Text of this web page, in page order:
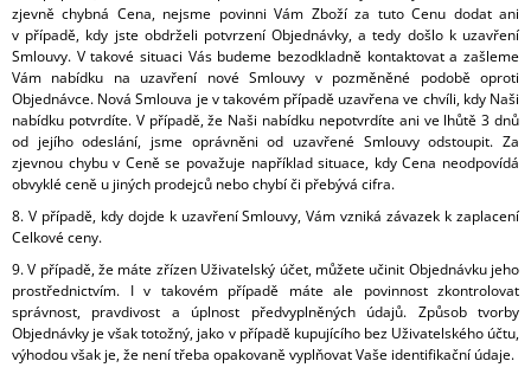
zjevně chybná Cena, nejsme povinni Vám Zboží za tuto Cenu dodat ani
v případě, kdy jste obdrželi potvrzení Objednávky, a tedy došlo k uzavření
Smlouvy. V takové situaci Vás budeme bezodkladně kontaktovat a zašleme
Vám nabídku na uzavření nové Smlouvy v pozměněné podobě oproti
Objednávce. Nová Smlouva je v takovém případě uzavřena ve chvíli, kdy Naši
nabídku potvrdíte. V případě, že Naši nabídku nepotvrdíte ani ve lhůtě 3 dnů
od jejího odeslání, jsme oprávněni od uzavřené Smlouvy odstoupit. Za
zjevnou chybu v Ceně se považuje například situace, kdy Cena neodpovídá
obvyklé ceně u jiných prodejců nebo chybí či přebývá cifra.
8. V případě, kdy dojde k uzavření Smlouvy, Vám vzniká závazek k zaplacení
Celkové ceny.
9. V případě, že máte zřízen Uživatelský účet, můžete učinit Objednávku jeho
prostřednictvím. I v takovém případě máte ale povinnost zkontrolovat
správnost, pravdivost a úplnost předvyplněných údajů. Způsob tvorby
Objednávky je však totožný, jako v případě kupujícího bez Uživatelského účtu,
výhodou však je, že není třeba opakovaně vyplňovat Vaše identifikační údaje.